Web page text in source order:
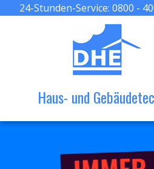
24-Stunden-Service: 0800 -
Haus- und